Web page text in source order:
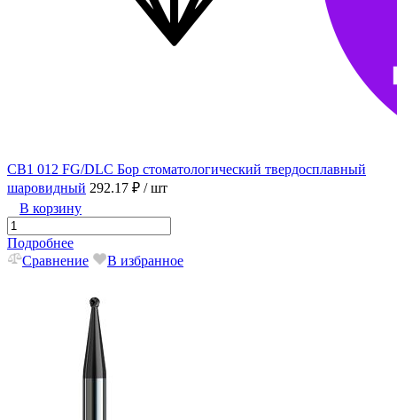
CB1 012 FG/DLC Бор стоматологический твердосплавный
шаровидный 292.17 ₽ / шт
В корзину
Подробнее
Сравнение
В избранное